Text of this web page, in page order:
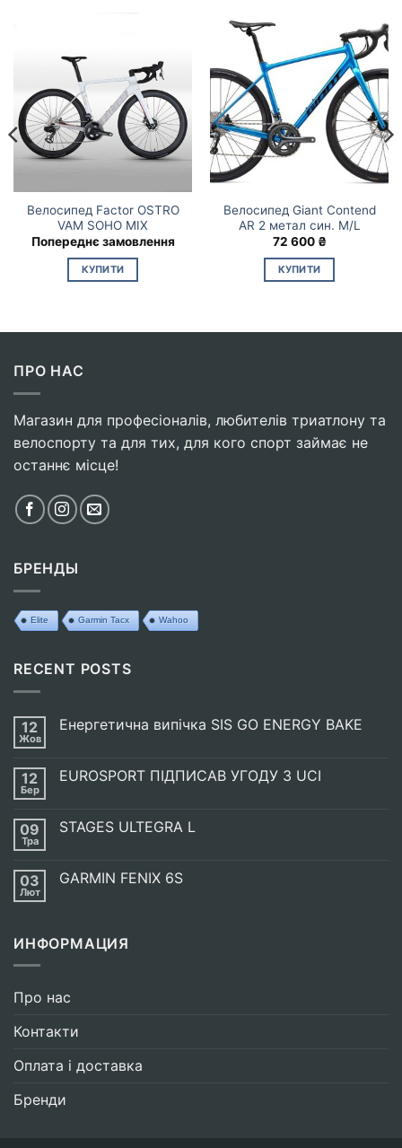
Велосипед Factor OSTRO
VAM SOHO MIX
Попереднє замовлення
КУПИТИ
Велосипед Giant Contend
AR 2 метал син. M/L
72 600 ₴
КУПИТИ
ПРО НАС
Магазин для професіоналів, любителів триатлону та
велоспорту та для тих, для кого спорт займає не
останнє місце!
БРЕНДЫ
Elite Garmin Tacx Wahoo
RECENT POSTS
12
Жов
Енергетична випічка SIS GO ENERGY BAKE
Енергетична
ENERGY
BAKE
12
Бер
EUROSPORT ПІДПИСАВ УГОДУ З UCI
EUROSPORT
UCI
09
Тра
STAGES ULTEGRA L
STAGES
03
Лют
GARMIN FENIX 6S
FENIX
ИНФОРМАЦИЯ
Про нас
Контакти
Оплата і доставка
Бренди